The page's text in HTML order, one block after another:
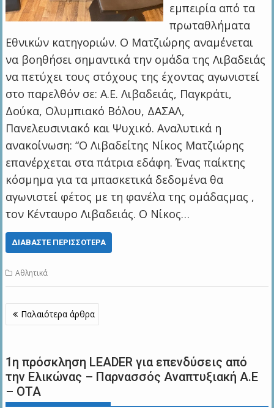
εμπειρία από τα
πρωταθλήματα
Εθνικών κατηγοριών. Ο Ματζιώρης αναμένεται
να βοηθήσει σημαντικά την ομάδα της Λιβαδειάς
να πετύχει τους στόχους της έχοντας αγωνιστεί
στο παρελθόν σε: Α.Ε. Λιβαδειάς, Παγκράτι,
Δούκα, Ολυμπιακό Βόλου, ΔΑΣΑΛ,
Πανελευσινιακό και Ψυχικό. Αναλυτικά η
ανακοίνωση: “Ο Λιβαδείτης Νίκος Ματζιώρης
επανέρχεται στα πάτρια εδάφη. Ένας παίκτης
κόσμημα για τα μπασκετικά δεδομένα θα
αγωνιστεί φέτος με τη φανέλα της ομάδαςμας ,
τον Κένταυρο Λιβαδειάς. Ο Νίκος…
ΔΙΑΒΆΣΤΕ ΠΕΡΙΣΣΌΤΕΡΑ
Αθλητικά
Πλοήγηση
άρθρων
Παλαιότερα άρθρα
1η πρόσκληση LEADER για επενδύσεις από
την Ελικώνας – Παρνασσός Αναπτυξιακή Α.Ε
– ΟΤΑ